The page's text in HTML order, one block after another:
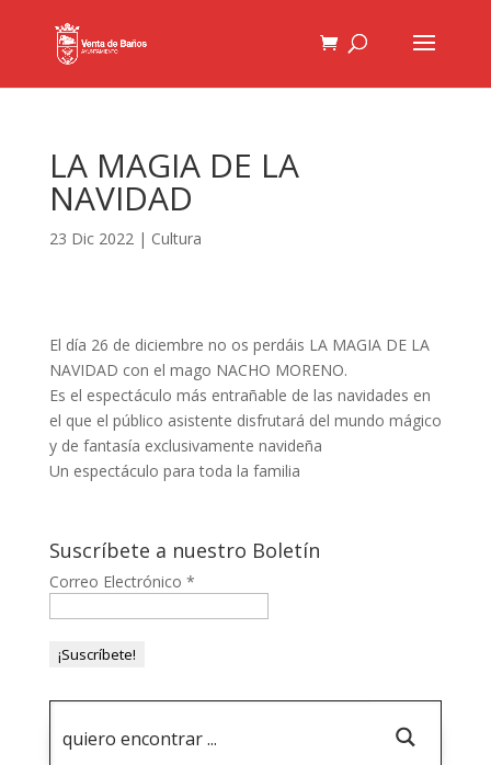
LA MAGIA DE LA
NAVIDAD
23 Dic 2022| Cultura
El día 26 de diciembre no os perdáis LA MAGIA DE LA
NAVIDAD con el mago NACHO MORENO.
Es el espectáculo más entrañable de las navidades en
el que el público asistente disfrutará del mundo mágico
y de fantasía exclusivamente navideña
Un espectáculo para toda la familia
Suscríbete a nuestro Boletín
Correo Electrónico *